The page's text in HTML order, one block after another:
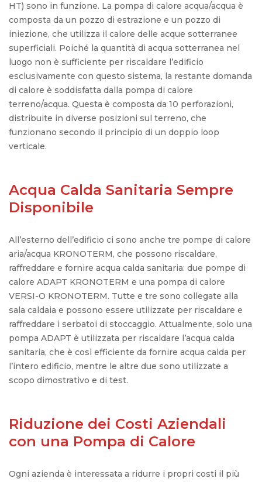
HT) sono in funzione. La pompa di calore acqua/acqua è
composta da un pozzo di estrazione e un pozzo di
iniezione, che utilizza il calore delle acque sotterranee
superficiali. Poiché la quantità di acqua sotterranea nel
luogo non è sufficiente per riscaldare l’edificio
esclusivamente con questo sistema, la restante domanda
di calore è soddisfatta dalla pompa di calore
terreno/acqua. Questa è composta da 10 perforazioni,
distribuite in diverse posizioni sul terreno, che
funzionano secondo il principio di un doppio loop
verticale.
Acqua Calda Sanitaria Sempre
Disponibile
All’esterno dell’edificio ci sono anche tre pompe di calore
aria/acqua KRONOTERM, che possono riscaldare,
raffreddare e fornire acqua calda sanitaria: due pompe di
calore ADAPT KRONOTERM e una pompa di calore
VERSI-O KRONOTERM. Tutte e tre sono collegate alla
sala caldaia e possono essere utilizzate per riscaldare e
raffreddare i serbatoi di stoccaggio. Attualmente, solo una
pompa ADAPT è utilizzata per riscaldare l’acqua calda
sanitaria, che è così efficiente da fornire acqua calda per
l’intero edificio, mentre le altre due sono utilizzate a
scopo dimostrativo e di test.
Riduzione dei Costi Aziendali
con una Pompa di Calore
Ogni azienda è interessata a ridurre i propri costi il più